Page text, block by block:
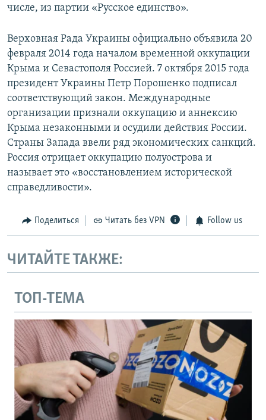
числе, из партии «Русское единство».
Верховная Рада Украины официально объявила 20
февраля 2014 года началом временной оккупации
Крыма и Севастополя Россией. 7 октября 2015 года
президент Украины Петр Порошенко подписал
соответствующий закон. Международные
организации признали оккупацию и аннексию
Крыма незаконными и осудили действия России.
Страны Запада ввели ряд экономических санкций.
Россия отрицает оккупацию полуострова и
называет это «восстановлением исторической
справедливости».
Поделиться Читать без VPN Follow us
ЧИТАЙТЕ ТАКЖЕ:
ТОП-ТЕМА